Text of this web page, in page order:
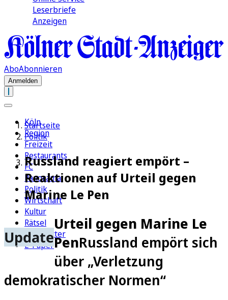
Leserbriefe
Anzeigen
AboAbonnieren
Anmelden
Köln
Region
Freizeit
Restaurants
FC
Panorama
Politik
Wirtschaft
Kultur
Rätsel
Newsletter
E-Paper
Startseite
Politik
Russland reagiert empört –
Reaktionen auf Urteil gegen
Marine Le Pen
Update
Urteil gegen Marine Le
PenRussland empört sich
über „Verletzung
demokratischer Normen“